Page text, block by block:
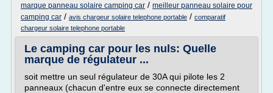
marque panneau solaire camping car / meilleur panneau solaire pour
camping car / avis chargeur solaire telephone portable / comparatif
chargeur solaire telephone portable
Le camping car pour les nuls: Quelle
marque de régulateur ...
soit mettre un seul régulateur de 30A qui pilote les 2
panneaux (chacun d'entre eux se connecte directement